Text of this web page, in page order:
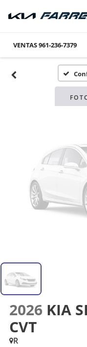
VENTAS961-236-7379
Por
2026 KIA
CVT
R